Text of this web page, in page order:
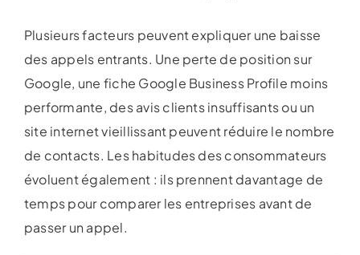
Plusieurs facteurs peuvent expliquer une baisse
des appels entrants. Une perte de position sur
Google, une fiche Google Business Profile moins
performante, des avis clients insuffisants ou un
site internet vieillissant peuvent réduire le nombre
de contacts. Les habitudes des consommateurs
évoluent également : ils prennent davantage de
temps pour comparer les entreprises avant de
passer un appel.